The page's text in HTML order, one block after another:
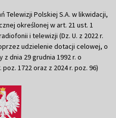
Telewizji Polskiej S.A. w likwidacji,
określonej w art. 21 ust. 1
i telewizji (Dz. U. z 2022 r.
udzielenie dotacji celowej, o
dnia 29 grudnia 1992 r. o
1722 oraz z 2024 r. poz. 96)